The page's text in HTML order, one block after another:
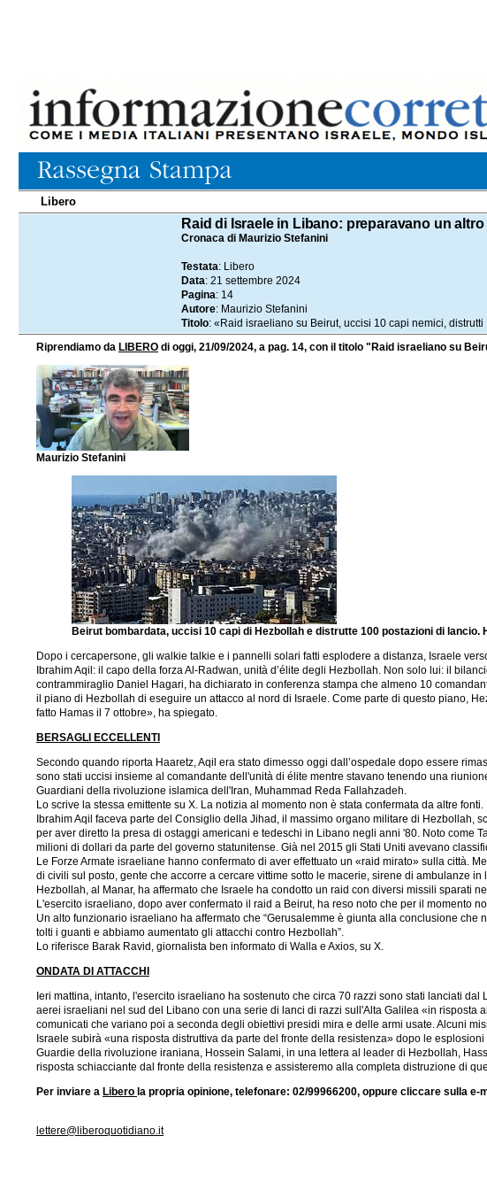
Libero
Raid di Israele in Libano: preparavano un
Cronaca di Maurizio Stefanini
Testata: Libero
Data: 21 settembre 2024
Pagina: 14
Autore: Maurizio Stefanini
Titolo: «Raid israeliano su Beirut, uccisi 10 capi nemici,
Riprendiamo da LIBERO di oggi, 21/09/2024, a pag. 14, con il titolo "Raid israeliano su
Maurizio Stefanini
Beirut bombardata, uccisi 10 capi di Hezbollah e distrutte 100 postazioni di
Dopo i cercapersone, gli walkie talkie e i pannelli solari fatti esplodere a distanza, Israele
Ibrahim Aqil: il capo della forza Al-Radwan, unità d’élite degli Hezbollah. Non solo lui: il
contrammiraglio Daniel Hagari, ha dichiarato in conferenza stampa che almeno 10
il piano di Hezbollah di eseguire un attacco al nord di Israele. Come parte di questo piano,
fatto Hamas il 7 ottobre», ha spiegato.
BERSAGLI ECCELLENTI
Secondo quando riporta Haaretz, Aqil era stato dimesso oggi dall’ospedale dopo essere
sono stati uccisi insieme al comandante dell'unità di élite mentre stavano tenendo una
Guardiani della rivoluzione islamica dell'Iran, Muhammad Reda Fallahzadeh.
Lo scrive la stessa emittente su X. La notizia al momento non è stata confermata da altre fonti.
Ibrahim Aqil faceva parte del Consiglio della Jihad, il massimo organo militare di Hezbollah,
per aver diretto la presa di ostaggi americani e tedeschi in Libano negli anni '80. Noto come
milioni di dollari da parte del governo statunitense. Già nel 2015 gli Stati Uniti avevano
Le Forze Armate israeliane hanno confermato di aver effettuato un «raid mirato» sulla città.
di civili sul posto, gente che accorre a cercare vittime sotto le macerie, sirene di ambulanze
Hezbollah, al Manar, ha affermato che Israele ha condotto un raid con diversi missili sparati
L'esercito israeliano, dopo aver confermato il raid a Beirut, ha reso noto che per il momento
Un alto funzionario israeliano ha affermato che “Gerusalemme è giunta alla conclusione
tolti i guanti e abbiamo aumentato gli attacchi contro Hezbollah”.
Lo riferisce Barak Ravid, giornalista ben informato di Walla e Axios, su X.
ONDATA DI ATTACCHI
Ieri mattina, intanto, l'esercito israeliano ha sostenuto che circa 70 razzi sono stati lanciati
aerei israeliani nel sud del Libano con una serie di lanci di razzi sull'Alta Galilea «in
comunicati che variano poi a seconda degli obiettivi presidi mira e delle armi usate. Alcuni
Israele subirà «una risposta distruttiva da parte del fronte della resistenza» dopo le
Guardie della rivoluzione iraniana, Hossein Salami, in una lettera al leader di Hezbollah,
risposta schiacciante dal fronte della resistenza e assisteremo alla completa distruzione di
Per inviare a Libero la propria opinione, telefonare: 02/99966200, oppure cliccare sulla e-
lettere@liberoquotidiano.it